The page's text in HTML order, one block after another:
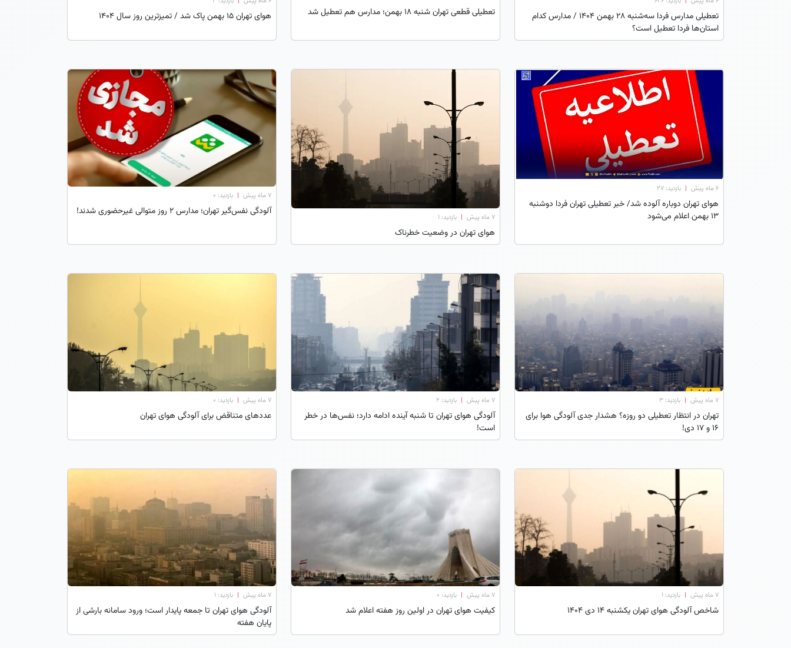
تعطیلی مدارس فردا سه‌شنبه 28 بهمن ۱۴۰۴ / مدارس کدام
استان‌ها فردا تعطیل است؟
تعطیلی قطعی تهران شنبه 18 بهمن؛ مدارس هم تعطیل شد هوای تهران 15 بهمن پاک‌ شد / تمیزترین روز سال 1404
۶ ماه پیش | بازدید: 27
هوای تهران دوباره آلوده شد/ خبر تعطیلی تهران فردا دوشنبه
13 بهمن اعلام می‌شود
۷ ماه پیش | بازدید: 1
هوای تهران در وضعیت خطرناک
۷ ماه پیش | بازدید: 0
آلودگی نفس‌گیر تهران؛ مدارس ۲ روز متوالی غیرحضوری شدند!
۷ ماه پیش | بازدید: 3
تهران در انتظار تعطیلی دو روزه؟ هشدار جدی آلودگی هوا برای
16 و 17 دی!
۷ ماه پیش | بازدید: 2
آلودگی هوای تهران تا شنبه آینده ادامه دارد؛ نفس‌ها در خطر
است!
۷ ماه پیش | بازدید: 0
عددهای متناقض برای آلودگی هوای تهران
۷ ماه پیش | بازدید: 1
شاخص آلودگی هوای تهران یکشنبه 14 دی 1404
۷ ماه پیش | بازدید: 0
کیفیت هوای تهران در اولین روز هفته اعلام شد
۷ ماه پیش | بازدید: 1
آلودگی هوای تهران تا جمعه پایدار است؛ ورود سامانه بارشی از
پایان هفته